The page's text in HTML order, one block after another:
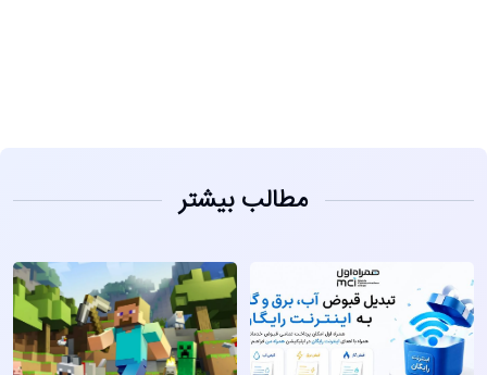
مطالب بیشتر